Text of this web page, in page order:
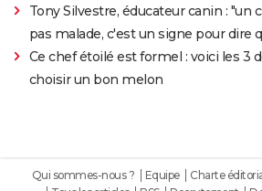
Tony Silvestre, éducateur canin : "un
pas malade, c'est un signe pour dire
Ce chef étoilé est formel : voici les 3
choisir un bon melon
Qui sommes-nous ? Equipe Charte